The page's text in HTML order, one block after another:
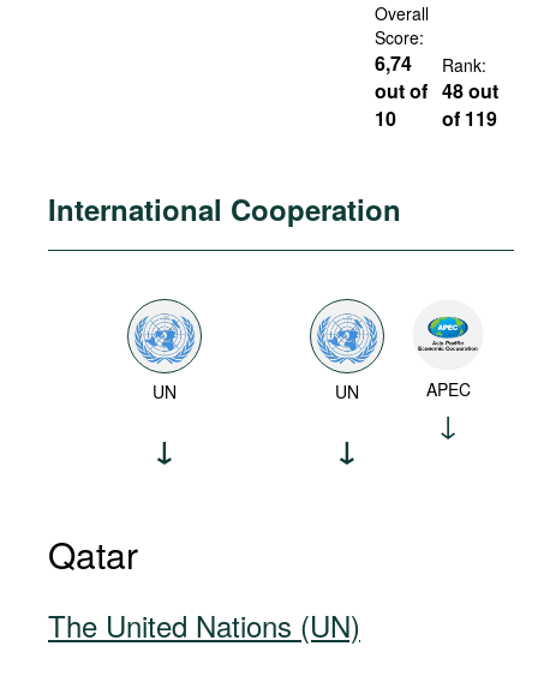
Overall
Score:
6,74
out of
10
Rank:
48 out
of 119
International Cooperation
UN UN APEC
Qatar
The United Nations (UN)